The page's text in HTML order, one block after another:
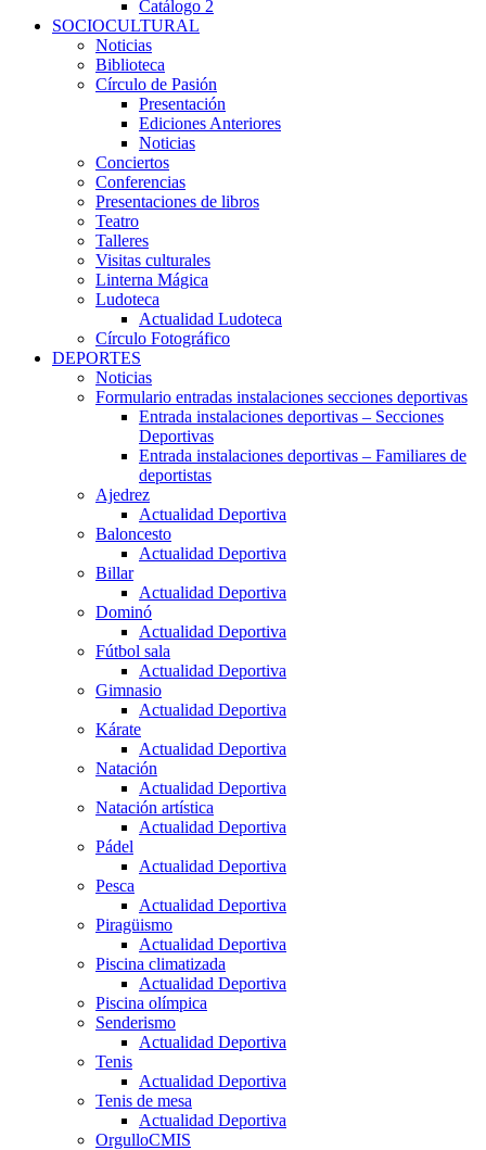
Catálogo 2
SOCIOCULTURAL
Noticias
Biblioteca
Círculo de Pasión
Presentación
Ediciones Anteriores
Noticias
Conciertos
Conferencias
Presentaciones de libros
Teatro
Talleres
Visitas culturales
Linterna Mágica
Ludoteca
Actualidad Ludoteca
Círculo Fotográfico
DEPORTES
Noticias
Formulario entradas instalaciones secciones deportivas
Entrada instalaciones deportivas – Secciones
Deportivas
Entrada instalaciones deportivas – Familiares de
deportistas
Ajedrez
Actualidad Deportiva
Baloncesto
Actualidad Deportiva
Billar
Actualidad Deportiva
Dominó
Actualidad Deportiva
Fútbol sala
Actualidad Deportiva
Gimnasio
Actualidad Deportiva
Kárate
Actualidad Deportiva
Natación
Actualidad Deportiva
Natación artística
Actualidad Deportiva
Pádel
Actualidad Deportiva
Pesca
Actualidad Deportiva
Piragüismo
Actualidad Deportiva
Piscina climatizada
Actualidad Deportiva
Piscina olímpica
Senderismo
Actualidad Deportiva
Tenis
Actualidad Deportiva
Tenis de mesa
Actualidad Deportiva
OrgulloCMIS